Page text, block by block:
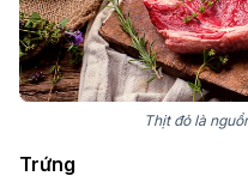
Thịt đỏ là
Trứng